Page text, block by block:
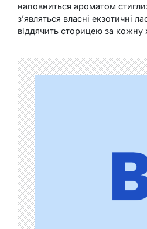
наповниться ароматом
з’являться власні екзотичні
віддячить сторицею за кожну